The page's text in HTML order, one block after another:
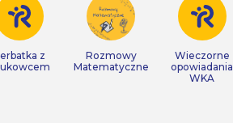
z
Rozmowy
Matematyczne
Wieczorne
opowiadania
WKA